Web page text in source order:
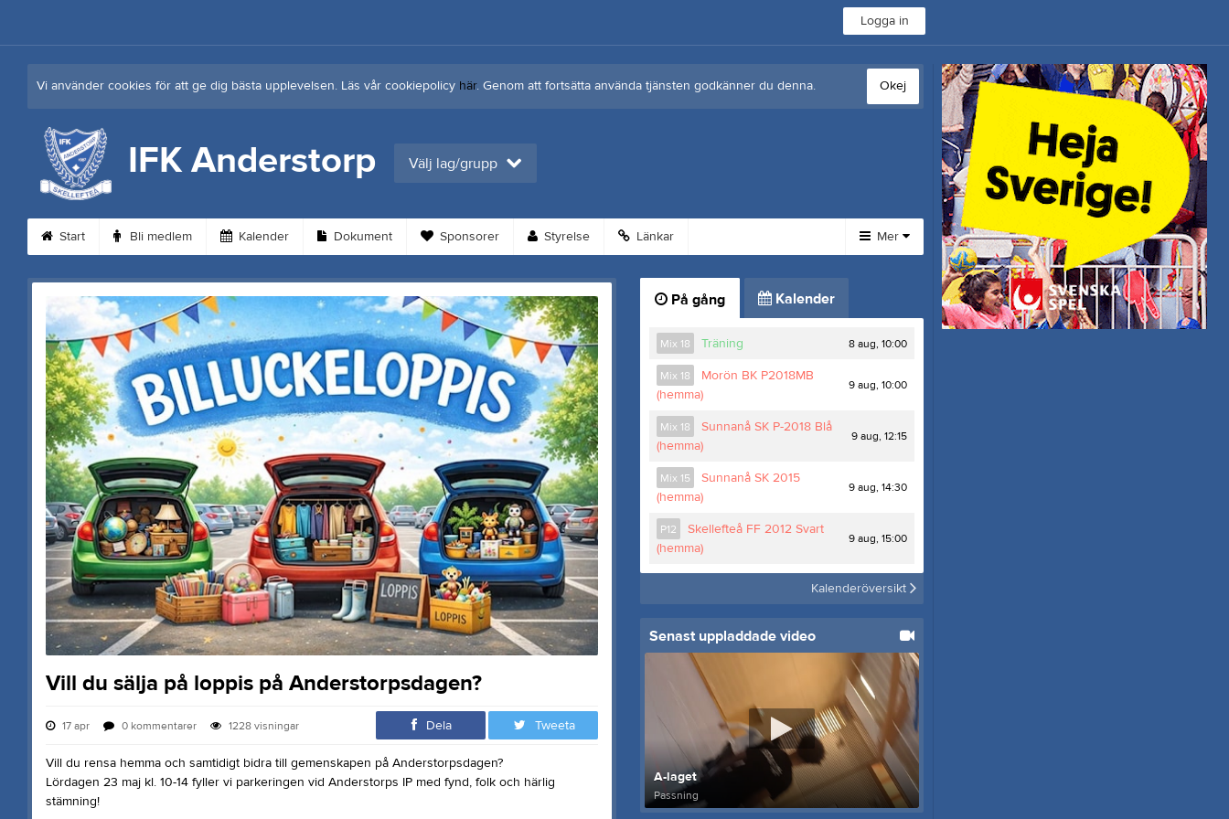
Logga in
Vi använder cookies för att ge dig bästa upplevelsen. Läs vår cookiepolicy här. Genom att fortsätta använda tjänsten godkänner du denna. Okej
IFK Anderstorp Välj lag/grupp
Start Bli medlem Kalender Dokument Sponsorer Styrelse Länkar Mer
Huvudmeny
Om klubben
Övrigt
Besökarstatistik
Vill du sälja på loppis på Anderstorpsdagen?
17 apr 0 kommentarer 1228visningar Dela Tweeta
Vill du rensa hemma och samtidigt bidra till gemenskapen på Anderstorpsdagen?
Lördagen 23 maj kl. 10-14 fyller vi parkeringen vid Anderstorps IP med fynd, folk och härlig
stämning!
På gång Kalender
Mix 18 Träning 8 aug, 10:00
Mix 18
Morön BK P2018MB
(hemma)
9 aug, 10:00
Mix 18
Sunnanå SK P-2018 Blå
(hemma)
9 aug, 12:15
Mix 15
Sunnanå SK 2015
(hemma)
9 aug, 14:30
P12
Skellefteå FF 2012 Svart
(hemma)
9 aug, 15:00
Kalenderöversikt
Senast uppladdade video
A-laget
Passning